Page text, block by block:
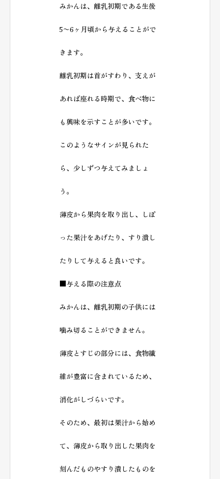
みかんは、離乳初期である​​生後
5〜6ヶ月頃から与えることがで
きます。
離乳初期は首がすわり、支えが
あれば座れる時期で、食べ物に
も興味を示すことが多いです。
このようなサインが見られた
ら、少しずつ与えてみましょ
う。
薄皮から果肉を取り出し、しぼ
った果汁をあげたり、すり潰し
たりして与えると良いです。
■与える際の注意点
みかんは、離乳初期の子供には
噛み切ることができません。
薄皮とすじの部分には、食物繊
維が豊富に含まれているため、
消化がしづらいです。
そのため、最初は果汁から始め
て、薄皮から取り出した果肉を
刻んだものやすり潰したものを